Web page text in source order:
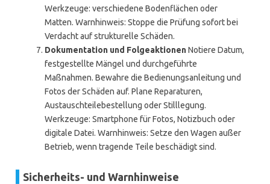
Werkzeuge: verschiedene Bodenflächen oder
Matten. Warnhinweis: Stoppe die Prüfung sofort bei
Verdacht auf strukturelle Schäden.
Dokumentation und FolgeaktionenNotiere Datum,
festgestellte Mängel und durchgeführte
Maßnahmen. Bewahre die Bedienungsanleitung und
Fotos der Schäden auf. Plane Reparaturen,
Austauschteilebestellung oder Stilllegung.
Werkzeuge: Smartphone für Fotos, Notizbuch oder
digitale Datei. Warnhinweis: Setze den Wagen außer
Betrieb, wenn tragende Teile beschädigt sind.
Sicherheits- und Warnhinweise